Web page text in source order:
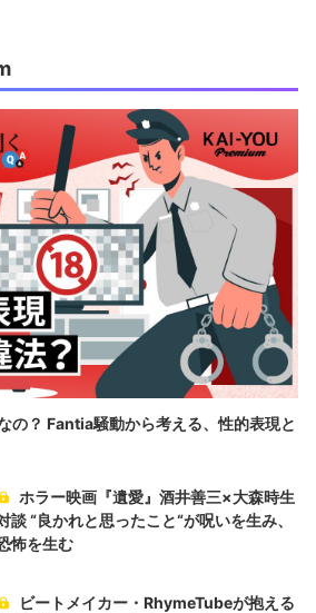
の？ Fantia騒動から考える、性的表現と
ホラー映画『遺愛』酒井善三×大森時生
談 “良かれと思ったこと“が呪いを生み、
怖を生む
ビートメイカー・RhymeTubeが抱える